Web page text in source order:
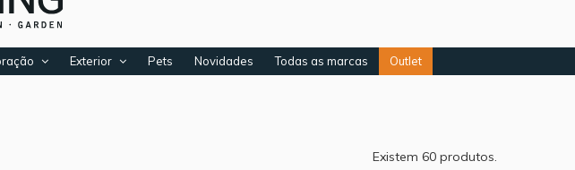
Exterior Pets Novidades Todas as marcas Outlet
Existem 60 produtos.